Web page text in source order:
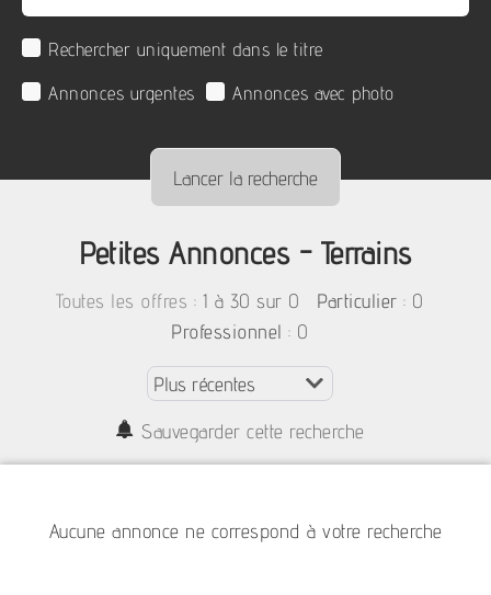
Rechercher uniquement dans le titre
Annonces urgentes
Annonces avec photo
Petites Annonces - Terrains
Toutes les offres : 1 à 30 sur 0 Particulier : 0
Professionnel : 0
Sauvegarder cette recherche
Aucune annonce ne correspond à votre recherche